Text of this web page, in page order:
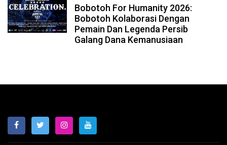
Bobotoh For Humanity 2026:
Bobotoh Kolaborasi Dengan
Pemain Dan Legenda Persib
Galang Dana Kemanusiaan